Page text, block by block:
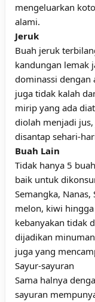
mengeluarkan
alami.
Jeruk
Buah jeruk
kandungan lemak
dominassi dengan
juga tidak kalah
mirip yang ada
diolah menjadi
disantap sehari-
Buah Lain
Tidak hanya 5
baik untuk
Semangka,
melon, kiwi
kebanyakan tidak
dijadikan
juga yang
Sayur-sayuran
Sama halnya
sayuran